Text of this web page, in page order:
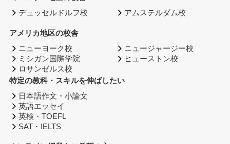
デュッセルドルフ校
アムステルダム校
アメリカ地区の校舎
ニューヨーク校
ミシガン国際学院
ロサンゼルス校
ニュージャージー校
ヒューストン校
特定の教科・スキルを伸ばしたい
日本語作文・小論文
英語エッセイ
英検・TOEFL
SAT・IELTS